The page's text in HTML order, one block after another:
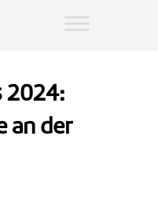
2024:
an der